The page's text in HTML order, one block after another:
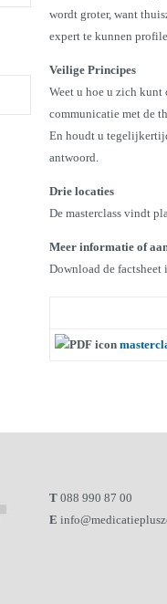
wordt groter, want
expert te kunnen
Veilige Principes
Weet u hoe u zich kunt
communicatie met de
En houdt u
antwoord.
Drie locaties
De masterclass vindt
Meer informatie of
Download de factsheet
T 088 990 87 00
E